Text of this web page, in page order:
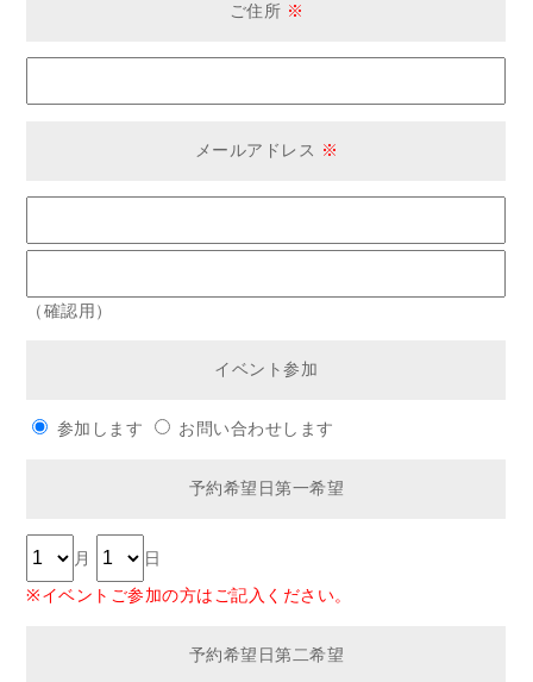
ご住所 ※
メールアドレス ※
（確認用）
イベント参加
参加します お問い合わせします
予約希望日第一希望
月
日
※イベントご参加の方はご記入ください。
予約希望日第二希望